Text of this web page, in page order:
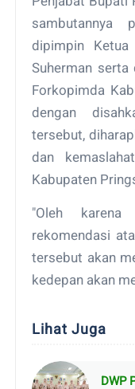
sambutannya
dipimpin Ketua
Suherman serta
Forkopimda
dengan
tersebut,
dan
Kabupaten
"Oleh
rekomendasi
tersebut akan
kedepan akan
Lihat Juga
DWP